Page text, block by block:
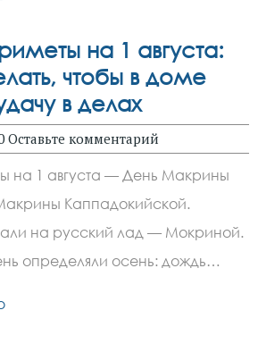
на 1 августа:
чтобы в доме
в делах
Оставьте комментарий
на 1 августа — День Макрины
Каппадокийской.
на русский лад — Мокриной.
определяли осень: дождь…